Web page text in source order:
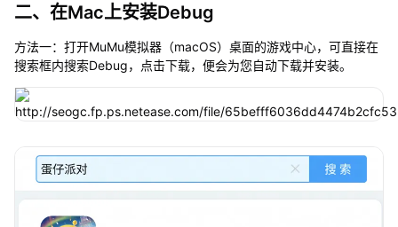
二、在Mac上安装Debug
方法一：打开MuMu模拟器（macOS）桌面的游戏中心，可直接在
搜索框内搜索Debug，点击下载，便会为您自动下载并安装。